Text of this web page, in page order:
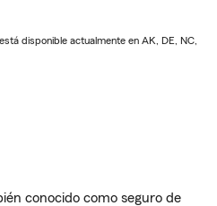
disponible actualmente en AK, DE, NC,
conocido como seguro de